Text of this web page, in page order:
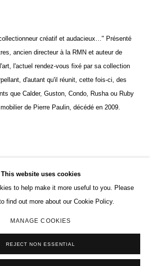
créatif et audacieux…" Présenté
ancien directeur à la RMN et auteur de
l'actuel rendez-vous fixé par sa collection
d'autant qu'il réunit, cette fois-ci, des
que Calder, Guston, Condo, Rusha ou Ruby
de Pierre Paulin, décédé en 2009.
This website uses cookies
to help make it more useful to you. Please
find out more about our Cookie Policy.
MANAGE COOKIES
REJECT NON ESSENTIAL